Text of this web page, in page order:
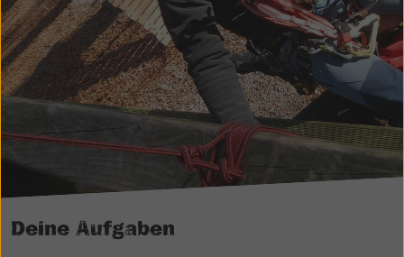
Deine Aufgaben